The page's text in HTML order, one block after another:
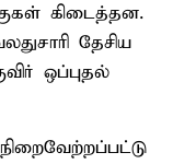
கிடைத்தன.
தேசிய
ஒப்புதல்